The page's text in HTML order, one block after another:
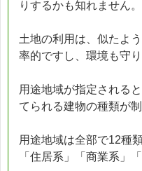
りするかも知れません。
土地の利用は、似たよ
率的ですし、環境も守
用途地域が指定される
てられる建物の種類が制
用途地域は全部で12種
「住居系」「商業系」